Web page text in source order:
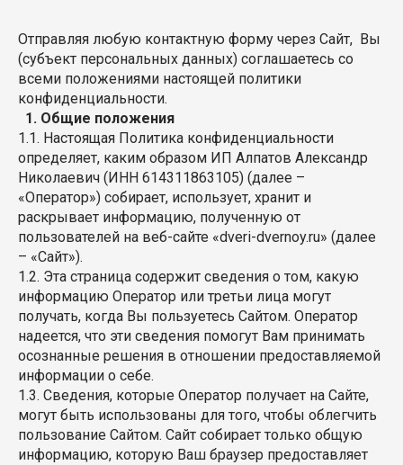
Отправляя любую контактную форму через Сайт, Вы
(субъект персональных данных) соглашаетесь со
всеми положениями настоящей политики
конфиденциальности.
1. Общие положения
1.1. Настоящая Политика конфиденциальности
определяет, каким образом ИП Алпатов Александр
Николаевич (ИНН 614311863105) (далее –
«Оператор») собирает, использует, хранит и
раскрывает информацию, полученную от
пользователей на веб-сайте «dveri-dvernoy.ru» (далее
– «Сайт»).
1.2. Эта страница содержит сведения о том, какую
информацию Оператор или третьи лица могут
получать, когда Вы пользуетесь Сайтом. Оператор
надеется, что эти сведения помогут Вам принимать
осознанные решения в отношении предоставляемой
информации о себе.
1.3. Сведения, которые Оператор получает на Сайте,
могут быть использованы для того, чтобы облегчить
пользование Сайтом. Сайт собирает только общую
информацию, которую Ваш браузер предоставляет